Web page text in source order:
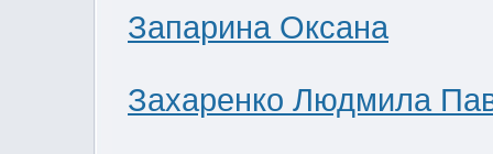
Запарина Оксана
Захаренко Людмила